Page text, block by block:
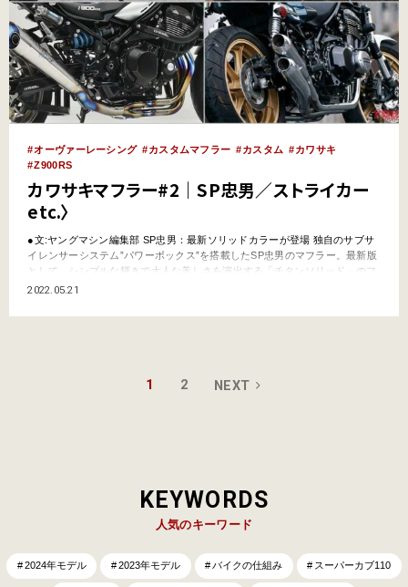
オーヴァーレーシング カスタムマフラー カスタム
カワサキ
Z900RS
カワサキマフラー#2｜SP忠男／ストライカー
etc.〉
●文:ヤングマシン編集部 SP忠男：最新ソリッドカラーが登場 独自のサブサ
イレンサーシステム”パワーボックス”を搭載したSP忠男のマフラー。最新版
として、シンプルな輝きで大人な美しさを演出する「チタンソリッド」のフ
ルエキゾーストが登場。チタンマフラーには他にチタンブルーの焼け色もあ
ッシュもラインナップ。人気のメガホンRはスリッ…
2022.05.21
1 2 NEXT
KEYWORDS
人気のキーワード
2024年モデル 2023年モデル バイクの仕組み スーパーカブ110